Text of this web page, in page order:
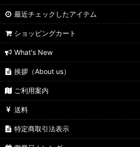
NewトゥエンティXX
トレンチコート
バルブ1.0
ピットボス１
ピットボス２
ピットブル
最近チェックしたアイテム
ショッピングカート
What's New
挨拶（About us）
ご利用案内
送料
特定商取引法表示